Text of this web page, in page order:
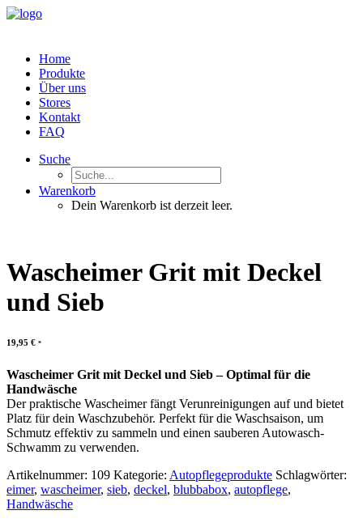
Home
Produkte
Über uns
Stores
Kontakt
FAQ
Suche
Warenkorb
Dein Warenkorb ist derzeit leer.
Wascheimer Grit mit Deckel
und Sieb
19,95 € *
Wascheimer Grit mit Deckel und Sieb – Optimal für die
Handwäsche
Der praktische Wascheimer fängt Verunreinigungen auf und bietet
Platz für dein Waschzubehör. Perfekt für die Waschsaison, um
Schmutz effektiv zu sammeln und einen sauberen Autowasch-
Schwamm zu verwenden.
Artikelnummer: 109 Kategorie: Autopflegeprodukte Schlagwörter:
eimer, wascheimer, sieb, deckel, blubbabox, autopflege,
Handwäsche